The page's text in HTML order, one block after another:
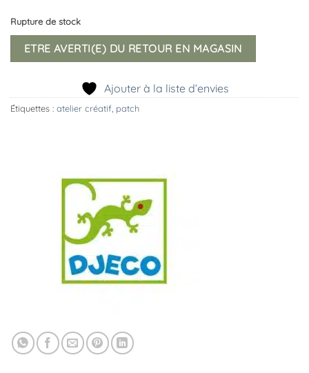
Rupture de stock
ETRE AVERTI(E) DU RETOUR EN MAGASIN
Ajouter à la liste d’envies
Étiquettes : atelier créatif patch